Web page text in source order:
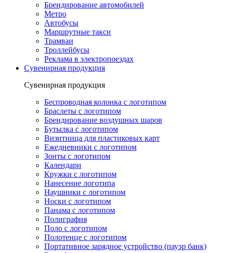
Брендирование автомобилей
Метро
Автобусы
Маршрутные такси
Трамваи
Троллейбусы
Реклама в электропоездах
Сувенирная продукция
Сувенирная продукция
Беспроводная колонка с логотипом
Браслеты с логотипом
Брендирование воздушных шаров
Бутылка с логотипом
Визитница для пластиковых карт
Ежедневники с логотипом
Зонты с логотипом
Календари
Кружки с логотипом
Нанесение логотипа
Наушники с логотипом
Носки с логотипом
Панама с логотипом
Полиграфия
Поло с логотипом
Полотенце с логотипом
Портативное зарядное устройство (пауэр банк)